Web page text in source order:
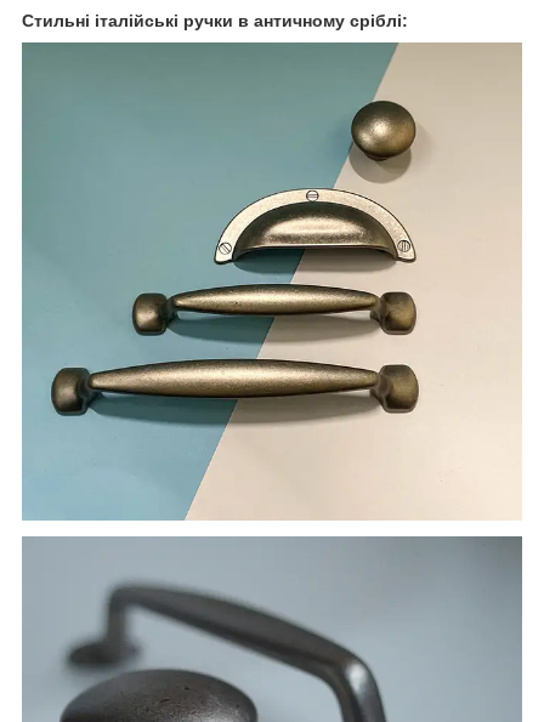
Стильні італійські ручки в античному сріблі: